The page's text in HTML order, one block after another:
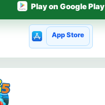
Play on Google Play
App Store